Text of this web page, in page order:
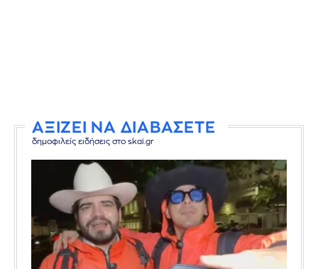
ΑΞΙΖΕΙ ΝΑ ΔΙΑΒΑΣΕΤΕ
δημοφιλείς ειδήσεις στο skai.gr